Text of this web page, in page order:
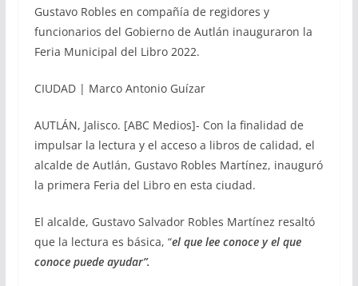
Gustavo Robles en compañía de regidores y
funcionarios del Gobierno de Autlán inauguraron la
Feria Municipal del Libro 2022.
CIUDAD | Marco Antonio Guízar
AUTLÁN, Jalisco. [ABC Medios]- Con la finalidad de
impulsar la lectura y el acceso a libros de calidad, el
alcalde de Autlán, Gustavo Robles Martínez, inauguró
la primera Feria del Libro en esta ciudad.
El alcalde, Gustavo Salvador Robles Martínez resaltó
que la lectura es básica, “el que lee conoce y el que
conoce puede ayudar”.